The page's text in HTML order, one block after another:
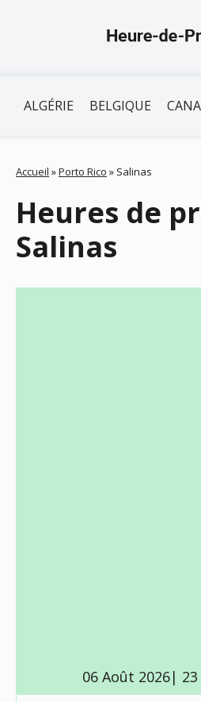
ALGÉRIE BELGIQUE
Accueil »Porto Rico » Salinas
Heures de
Salinas
06 Août 2026| 23